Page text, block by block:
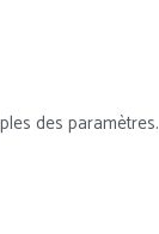
des paramètres.